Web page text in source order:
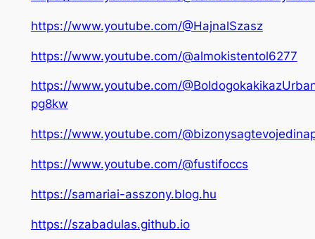
https://www.youtube.com/@HajnalSzasz
https://www.youtube.com/@almokistentol6277
https://www.youtube.com/
pg8kw
https://www.youtube.com/
https://www.youtube.com/@fustifoccs
https://samariai-asszony.blog.hu
https://szabadulas.github.io